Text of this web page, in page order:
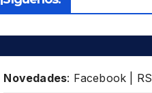
Novedades: Facebook